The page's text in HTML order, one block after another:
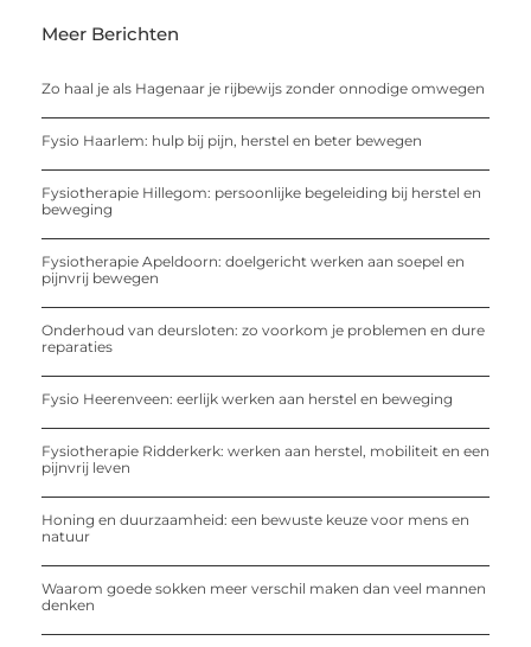
Meer Berichten
Zo haal je als Hagenaar je rijbewijs zonder onnodige omwegen
Fysio Haarlem: hulp bij pijn, herstel en beter bewegen
Fysiotherapie Hillegom: persoonlijke begeleiding bij herstel en
beweging
Fysiotherapie Apeldoorn: doelgericht werken aan soepel en
pijnvrij bewegen
Onderhoud van deursloten: zo voorkom je problemen en dure
reparaties
Fysio Heerenveen: eerlijk werken aan herstel en beweging
Fysiotherapie Ridderkerk: werken aan herstel, mobiliteit en een
pijnvrij leven
Honing en duurzaamheid: een bewuste keuze voor mens en
natuur
Waarom goede sokken meer verschil maken dan veel mannen
denken